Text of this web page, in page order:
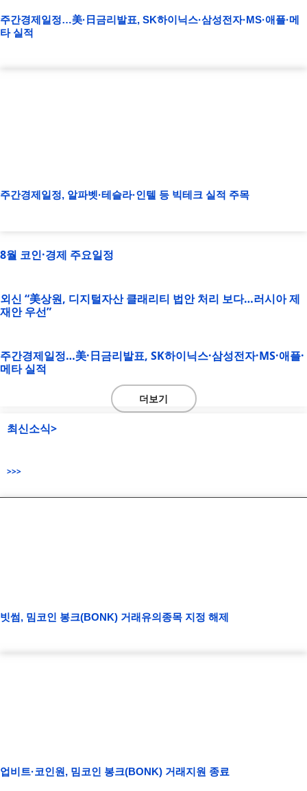
주간경제일정…美·日금리발표, SK하이닉스·삼성전자·MS·애플·메
타 실적
주간경제일정, 알파벳·테슬라·인텔 등 빅테크 실적 주목
8월 코인·경제 주요일정
외신 “美상원, 디지털자산 클래리티 법안 처리 보다…러시아 제
재안 우선”
주간경제일정…美·日금리발표, SK하이닉스·삼성전자·MS·애플·
메타 실적
더보기
최신소식>
>>>
빗썸, 밈코인 봉크(BONK) 거래유의종목 지정 해제
업비트·코인원, 밈코인 봉크(BONK) 거래지원 종료